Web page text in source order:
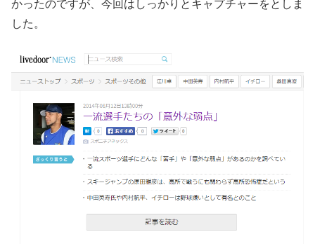
かったのですが、今回はしっかりとキャプチャーをとしま
した。